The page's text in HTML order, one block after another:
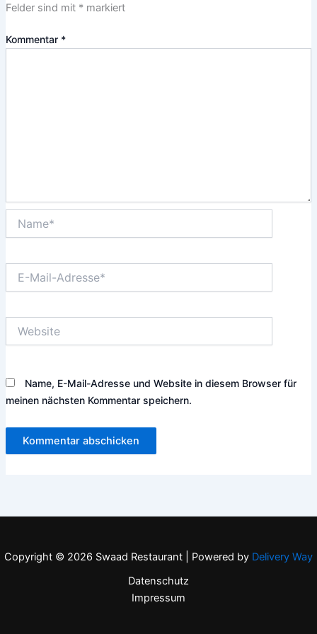
Felder sind mit *markiert
Kommentar *
Mail-
Name, E-Mail-Adresse und Website in diesem Browser für
meinen nächsten Kommentar speichern.
Copyright © 2026 Swaad Restaurant | Powered by Delivery Way
Datenschutz
Impressum